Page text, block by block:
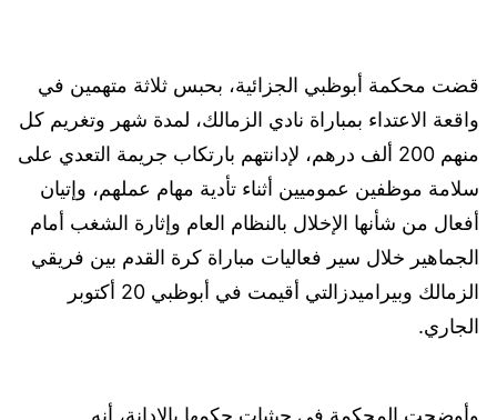
قضت محكمة أبوظبي الجزائية، بحبس ثلاثة متهمين في
واقعة الاعتداء بمباراة نادي الزمالك، لمدة شهر وتغريم كل
منهم 200 ألف درهم، لإدانتهم بارتكاب جريمة التعدي على
سلامة موظفين عموميين أثناء تأدية مهام عملهم، وإتيان
أفعال من شأنها الإخلال بالنظام العام وإثارة الشغب أمام
الجماهير خلال سير فعاليات مباراة كرة القدم بين فريقي
الزمالك وبيراميدزالتي أقيمت في أبوظبي 20 أكتوبر
الجاري.
وأوضحت المحكمة في حيثيات حكمها بالإدانة، أنه